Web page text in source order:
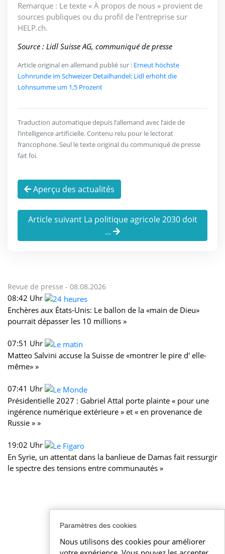
Remarque : Le texte « À propos de nous » provient de
sources publiques ou du profil de l’entreprise sur
HELP.ch.
Source : Lidl Suisse AG, communiqué de presse
Article original en allemand publié sur : Erneut höchste
Lohnrunde im Schweizer Detailhandel: Lidl erhöht die
Lohnsumme um 1,5 Prozent
Traduction automatique depuis l’allemand avec l’aide de
l’intelligence artificielle. Contenu relu pour le lectorat
francophone. Seul le texte original du communiqué de presse
fait foi.
Aperçu des actualités
Article suivant La politique agricole 2030 doit
...
Revue de presse - 08.08.2026
08:42 Uhr
Enchères aux États-Unis: Le ballon de la «main de Dieu»
pourrait dépasser les 10 millions »
07:51 Uhr
Matteo Salvini accuse la Suisse de «montrer le pire d' elle-
même» »
07:41 Uhr
Présidentielle 2027 : Gabriel Attal porte plainte « pour une
ingérence numérique extérieure » et « en provenance de
Russie » »
19:02 Uhr
En Syrie, un attentat dans la banlieue de Damas fait ressurgir
le spectre des tensions entre communautés »
Paramètres des cookies
Nous utilisons des cookies pour améliorer